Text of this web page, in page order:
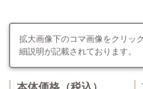
拡大画像下のコマ画像をクリッ
細説明が記載されております。